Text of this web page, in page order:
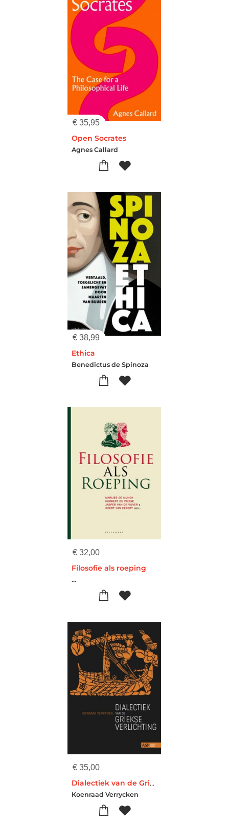
€ 35,95
Open Socrates
Agnes Callard
€ 38,99
Ethica
Benedictus de Spinoza
€ 32,00
Filosofie als roeping
...
€ 35,00
Dialectiek van de Griekse verlichting
Koenraad Verrycken